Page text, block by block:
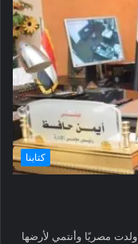
كتابنا
مصريًا وأنتمي لأرضها